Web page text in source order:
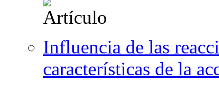
Influencia de las
características de la